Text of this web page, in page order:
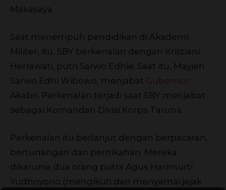
Makasaya.
Saat menempuh pendidikan di Akademi
Militer, itu, SBY berkenalan dengan Kristiani
Herrawati, putri Sarwo Edhie. Saat itu, Mayjen
Sarwo Edhi Wibowo, menjabat Gubernur
Akabri. Perkenalan terjadi saat SBY menjabat
sebagai Komandan Divisi Korps Taruna.
Perkenalan itu berlanjut dengan berpacaran,
bertunangan dan pernikahan. Mereka
dikarunia dua orang putra Agus Harimurti
Yudhoyono (mengikuti dan menyamai jejak